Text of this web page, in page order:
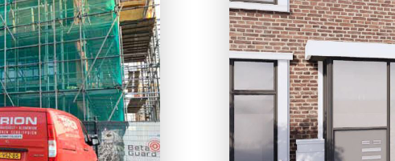
VLIESGEVELS
VEROVERT
NEDERLAND